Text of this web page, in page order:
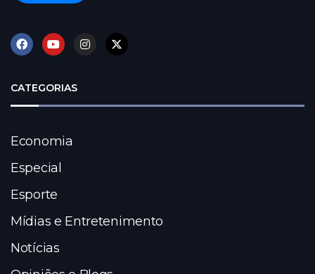
CATEGORIAS
Economia
Especial
Esporte
Mídias e Entretenimento
Notícias